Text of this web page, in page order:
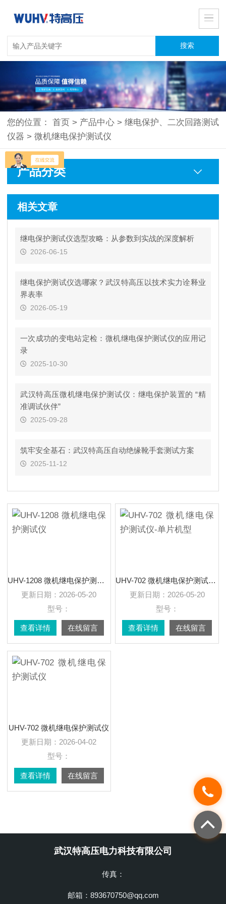
您的位置：首页 > 产品中心 > 继电保护、二次回路测试
仪器 > 微机继电保护测试仪
产品分类
相关文章
继电保护测试仪选型攻略：从参数到实战的深度解析
2026-06-15
继电保护测试仪选哪家？武汉特高压以技术实力诠释业
界表率
2026-05-19
一次成功的变电站定检：微机继电保护测试仪的应用记
录
2025-10-30
武汉特高压微机继电保护测试仪：继电保护装置的 “精
准调试伙伴”
2025-09-28
筑牢安全基石：武汉特高压自动绝缘靴手套测试方案
2025-11-12
UHV-1208 微机继电保护测试仪
更新日期： 2026-05-20
型号：
查看详情 在线留言
UHV-702 微机继电保护测试仪-单片机型
更新日期： 2026-05-20
型号：
查看详情 在线留言
UHV-702 微机继电保护测试仪
更新日期： 2026-04-02
型号：
查看详情 在线留言
武汉特高压电力科技有限公司
传真：
邮箱：893670750@qq.com